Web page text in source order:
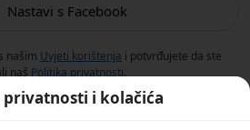
Nastavi s Facebook
našim Uvjeti korištenja i potvrđujete da ste
naš Politika privatnosti.
privatnosti i kolačića